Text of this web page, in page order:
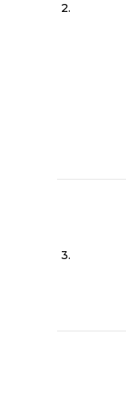
2.
3.